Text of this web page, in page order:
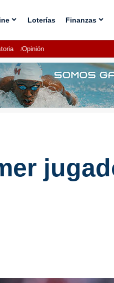
Loterías Finanzas
Opinión